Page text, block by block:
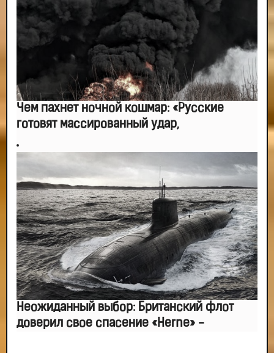
Чем пахнет ночной кошмар: «Русские
готовят массированный удар,
Неожиданный выбор: Британский флот
доверил свое спасение «Herne» -